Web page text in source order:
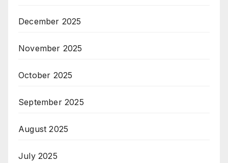
December 2025
November 2025
October 2025
September 2025
August 2025
July 2025